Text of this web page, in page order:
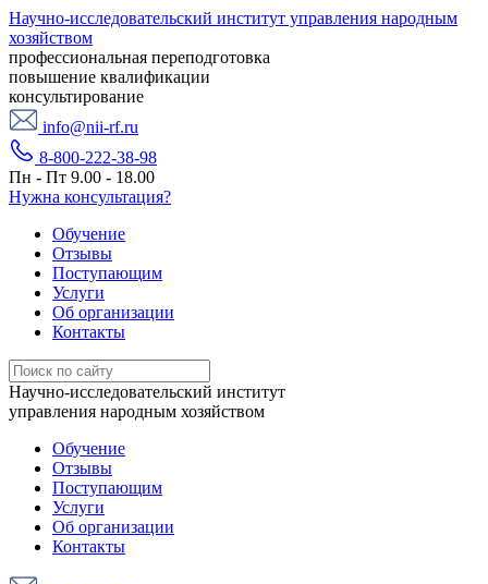
Научно-исследовательский институт управления народным
хозяйством
профессиональная переподготовка
повышение квалификации
консультирование
info@nii-rf.ru
8-800-222-38-98
Пн - Пт 9.00 - 18.00
Нужна консультация?
Обучение
Отзывы
Поступающим
Услуги
Об организации
Контакты
Научно-исследовательский институт
управления народным хозяйством
Обучение
Отзывы
Поступающим
Услуги
Об организации
Контакты